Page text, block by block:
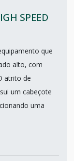
SPEED
que
alto, com
atrito de
um cabeçote
uma